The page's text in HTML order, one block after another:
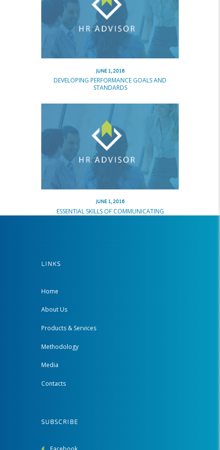
JUNE 1, 2016
DEVELOPING PERFORMANCE GOALS AND
STANDARDS
JUNE 1, 2016
ESSENTIAL SKILLS OF COMMUNICATING
LINKS
Home
About Us
Products & Services
Methodology
Media
Contacts
SUBSCRIBE